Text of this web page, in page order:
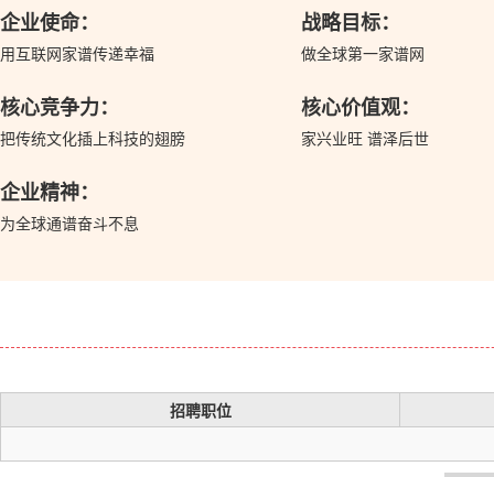
企业使命：
用互联网家谱传递幸福
核心竞争力：
把传统文化插上科技的翅膀
企业精神：
为全球通谱奋斗不息
战略目标：
做全球第一家谱网
核心价值观：
家兴业旺 谱泽后世
招聘职位